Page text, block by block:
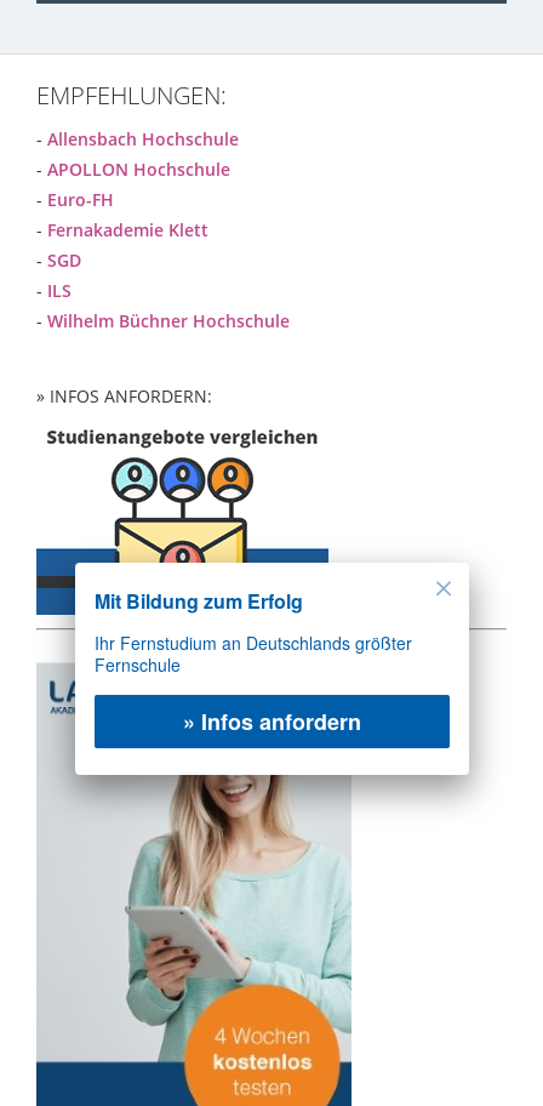
EMPFEHLUNGEN:
- Allensbach Hochschule
- APOLLON Hochschule
- Euro-FH
- Fernakademie Klett
- SGD
- ILS
- Wilhelm Büchner Hochschule
» INFOS ANFORDERN:
Werbung:
Mit Bildung zum Erfolg
Ihr Fernstudium an Deutschlands größter
Fernschule
» Infos anfordern